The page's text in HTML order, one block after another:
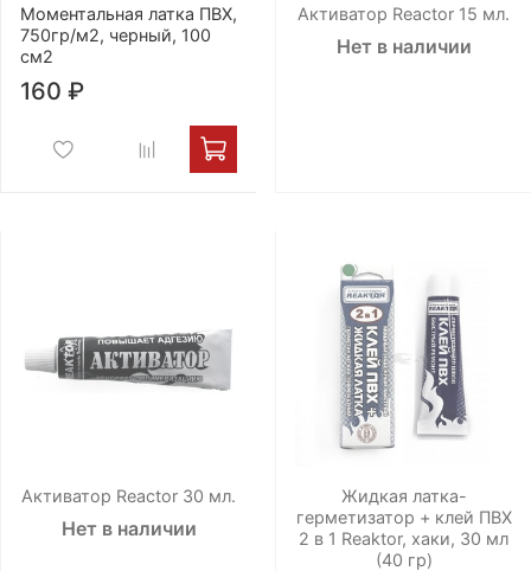
Моментальная латка ПВХ,
750гр/м2, черный, 100
см2
160 ₽
Активатор Reactor 15 мл.
Нет в наличии
Активатор Reactor 30 мл.
Нет в наличии
Жидкая латка-
герметизатор + клей ПВХ
2 в 1 Reaktor, хаки, 30 мл
(40 гр)